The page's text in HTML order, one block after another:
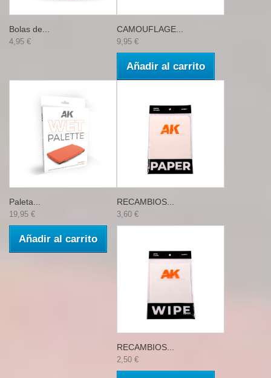
Bolas de...
4,95 €
CAMOUFLAGE...
9,95 €
Añadir al carrito
Paleta...
19,95 €
Añadir al carrito
RECAMBIOS...
3,60 €
RECAMBIOS...
2,50 €